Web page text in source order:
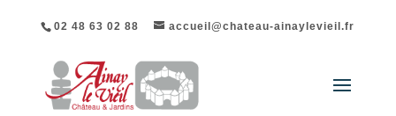
02 48 63 02 88 accueil@chateau-ainaylevieil.fr